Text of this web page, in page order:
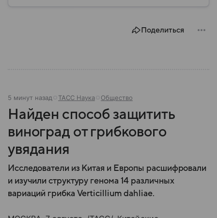
Поделиться
5 минут назад ТАСС Наука Общество
Найден способ защитить
виноград от грибкового
увядания
Исследователи из Китая и Европы расшифровали
и изучили структуру генома 14 различных
вариаций грибка Verticillium dahliae.